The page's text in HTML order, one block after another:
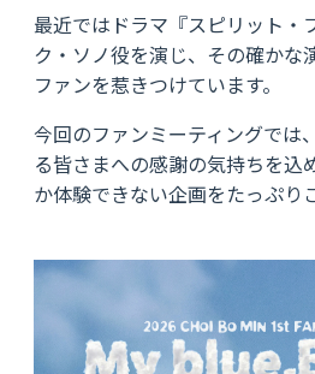
最近ではドラマ『スピリット・
ク・ソノ役を演じ、その確かな
ファンを惹きつけています。
今回のファンミーティングでは
る皆さまへの感謝の気持ちを込
か体験できない企画をたっぷり